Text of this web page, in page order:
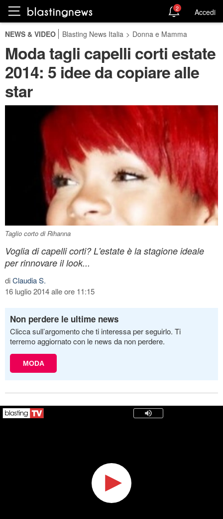
2 Accedi
NEWS & VIDEO Blasting News Italia > Donna e Mamma
Moda tagli capelli corti estate
2014: 5 idee da copiare alle
star
Taglio corto di Rihanna
Voglia di capelli corti? L'estate è la stagione ideale
per rinnovare il look...
diClaudia S.
16 luglio 2014 alle ore 11:15
Non perdere le ultime news
Clicca sull’argomento che ti interessa per seguirlo. Ti
terremo aggiornato con le news da non perdere.
MODA